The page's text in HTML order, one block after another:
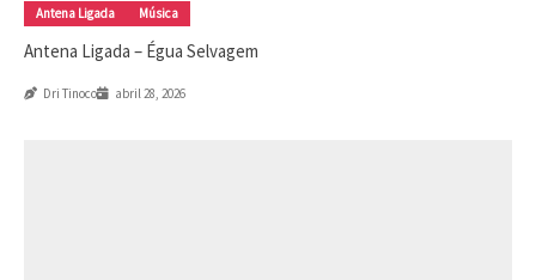
Antena Ligada Música
Antena Ligada – Égua Selvagem
Dri Tinoco abril 28, 2026